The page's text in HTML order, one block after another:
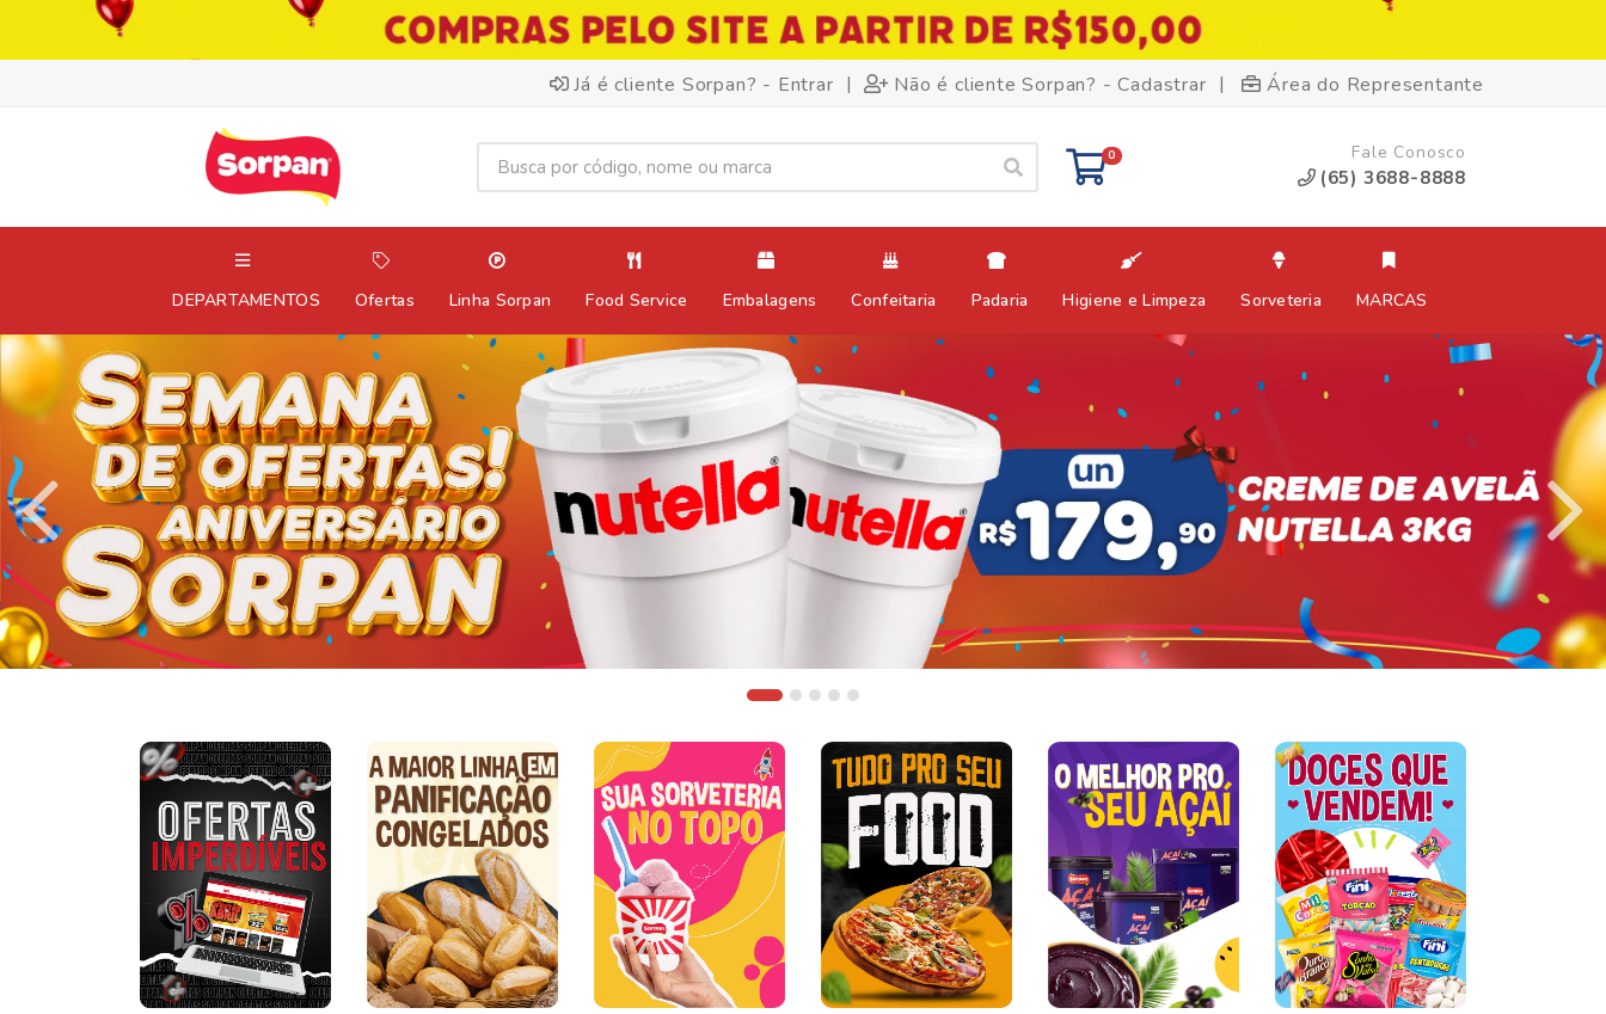
Já é cliente Sorpan? - Entrar | Não é cliente Sorpan? - Cadastrar | Área do Representante
0 Fale Conosco
(65) 3688-8888
DEPARTAMENTOS Ofertas Linha Sorpan Food Service Embalagens Confeitaria Padaria Higiene e Limpeza Sorveteria MARCAS